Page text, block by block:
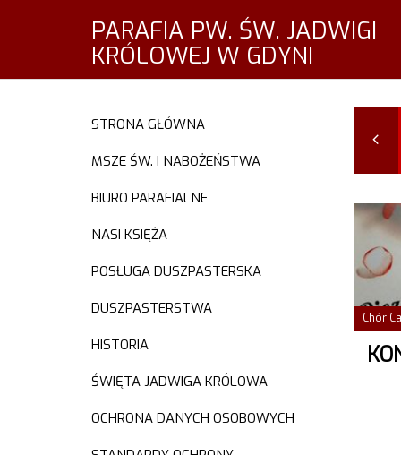
PARAFIA PW. ŚW. JADWIGI
KRÓLOWEJ W GDYNI
STRONA GŁÓWNA
MSZE ŚW. I NABOŻEŃSTWA
BIURO PARAFIALNE
NASI KSIĘŻA
POSŁUGA DUSZPASTERSKA
DUSZPASTERSTWA
HISTORIA
ŚWIĘTA JADWIGA KRÓLOWA
OCHRONA DANYCH OSOBOWYCH
KWI
2016
MAJ
2016
Chór